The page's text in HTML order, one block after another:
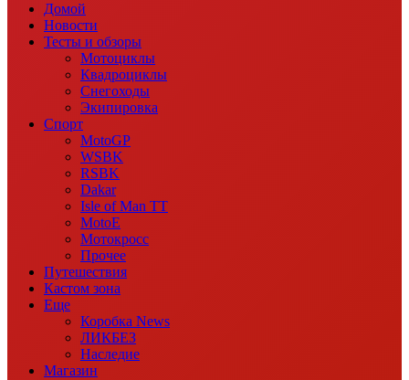
Домой
Новости
Тесты и обзоры
Мотоциклы
Квадроциклы
Снегоходы
Экипировка
Спорт
MotoGP
WSBK
RSBK
Dakar
Isle of Man TT
MotoE
Мотокросс
Прочее
Путешествия
Кастом зона
Еще
Коробка News
ЛИКБЕЗ
Наследие
Магазин